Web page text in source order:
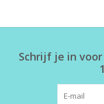
Schrijf je in